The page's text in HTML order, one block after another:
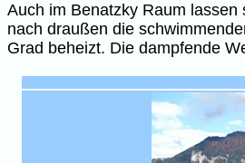
Auch im Benatzky Raum
nach draußen die
Grad beheizt. Die dampfende